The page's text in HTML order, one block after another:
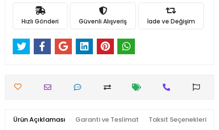
Hızlı Gönderi Güvenli Alışveriş İade ve Değişim
Ürün Açıklaması Garanti ve Teslimat Taksit Seçenekleri